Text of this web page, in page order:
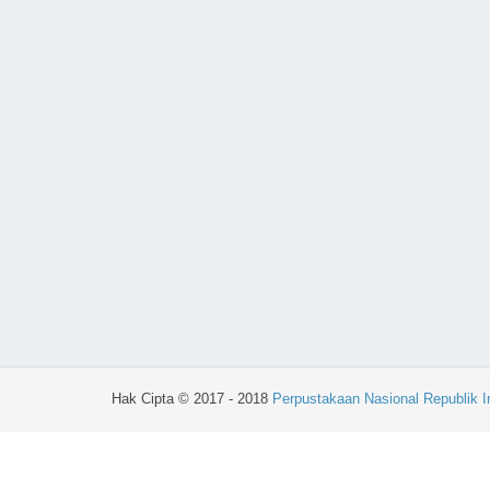
Hak Cipta © 2017 - 2018 Perpustakaan Nasional Republik